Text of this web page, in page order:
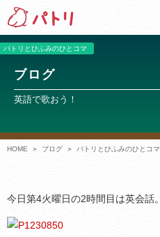
パトリとひふみのひとコマ
ブログ
英語で歌おう！
HOME ブログ パトリとひふみのひとコマ
今日第4火曜日の2時間目は英会話。